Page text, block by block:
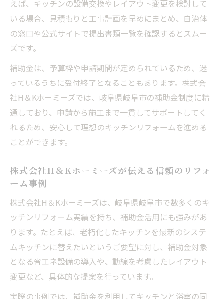
えば、キッチンの設備交換やレイアウト変更を検討して
いる場合、見積もりと工事計画を早めにまとめ、自治体
の窓口や公式サイトで提出書類一覧を確認するとスムー
ズです。
補助金は、予算枠や申請期間が定められているため、迷
っているうちに受付終了となることもあります。株式会
社H＆Kホーミーズでは、岐阜県岐阜市の補助金制度に精
通しており、申請から施工まで一貫してサポートしてく
れるため、安心して理想のキッチンリフォームを進める
ことができます。
株式会社H＆Kホーミーズが伝える信頼のリフォ
ーム事例
株式会社H＆Kホーミーズは、岐阜県岐阜市で数多くのキ
ッチンリフォーム実績を持ち、補助金活用にも強みがあ
ります。たとえば、老朽化したキッチンを最新のシステ
ムキッチンに替えたいというご要望に対し、補助金対象
となる省エネ設備の導入や、動線を考慮したレイアウト
変更など、具体的な提案を行っています。
実際の事例では、補助金を利用してキッチンと浴室の同